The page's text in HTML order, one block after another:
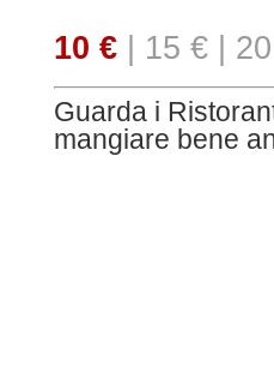
10 € 15 €|
Guarda i
mangiare bene